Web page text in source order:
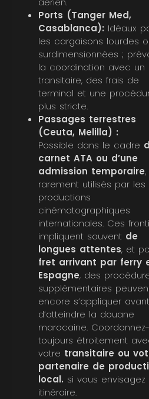
Ports (Tanger Med,
Casablanca): Idéaux
les cargaisons lourdes
surdimensionnées ;
la coordination avec un
transitaire, des frais de
terminal et une
plus stricte.
Passages terrestres
(Ceuta, Melilla) :
Possible dans le cadre
carnet ATA ou d’une
admission temporaire
rarement utilisés par les
productions
cinématographiques
internationales. Ces
impliquent souvent de
longues attentes, et
fret arrivant par ferry
Espagne, des
supplémentaires
encore s’appliquer avant
d’atteindre la douane
marocaine.
toujours étroitement
votre transitaire ou
partenaire de
local. si vous
itinéraire.